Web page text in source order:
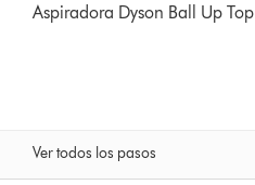
Aspiradora Dyson Ball Up Top
Ver todos los pasos